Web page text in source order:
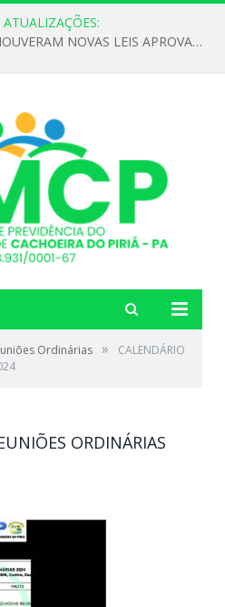
DECLARAMOS QUE NÃO HOUVERAM NOVAS LEIS APROVADAS ATÉ O MOMENTO PARA O INSTITUTO DE PREVIDÊNCIA NO ANO DE 2026
Ordinárias »
CALENDÁRIO
ORDINÁRIAS